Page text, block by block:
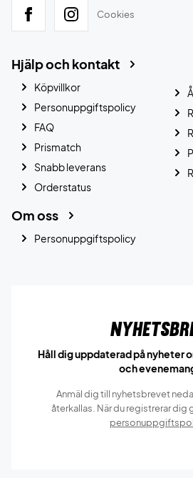
Cookies
Hjälp och kontakt
Köpvillkor
Personuppgiftspolicy
FAQ
Prismatch
Snabb leverans
Orderstatus
Om oss
Personuppgiftspolicy
Håll dig uppdaterad på nyheter
och
Anmäl dig till nyhetsbrevet
återkallas. När du registrerar dig